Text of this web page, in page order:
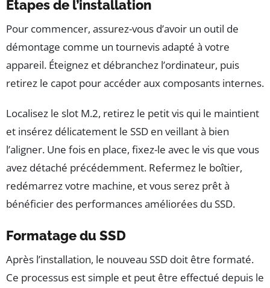
Étapes de l’installation
Pour commencer, assurez-vous d’avoir un outil de
démontage comme un tournevis adapté à votre
appareil. Éteignez et débranchez l’ordinateur, puis
retirez le capot pour accéder aux composants internes.
Localisez le slot M.2, retirez le petit vis qui le maintient
et insérez délicatement le SSD en veillant à bien
l’aligner. Une fois en place, fixez-le avec le vis que vous
avez détaché précédemment. Refermez le boîtier,
redémarrez votre machine, et vous serez prêt à
bénéficier des performances améliorées du SSD.
Formatage du SSD
Après l’installation, le nouveau SSD doit être formaté.
Ce processus est simple et peut être effectué depuis le